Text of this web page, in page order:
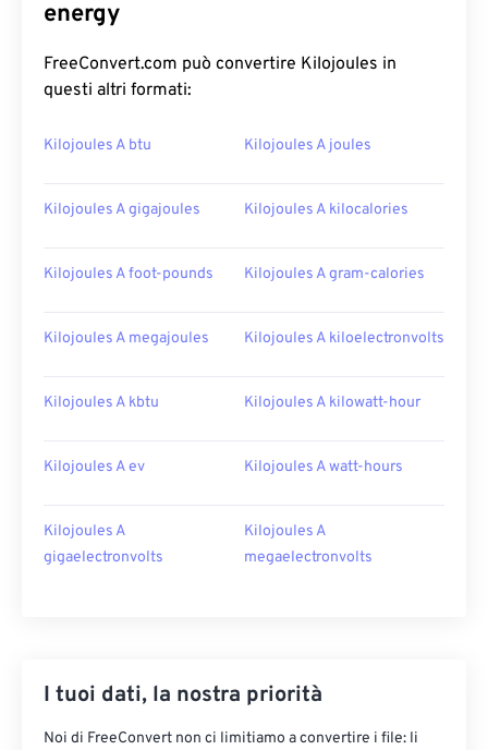
energy
FreeConvert.com può convertire Kilojoules in
questi altri formati:
Kilojoules A btu Kilojoules A joules
Kilojoules A gigajoules Kilojoules A kilocalories
Kilojoules A foot-pounds Kilojoules A gram-calories
Kilojoules A megajoules Kilojoules A kiloelectronvolts
Kilojoules A kbtu Kilojoules A kilowatt-hour
Kilojoules A ev Kilojoules A watt-hours
Kilojoules A
gigaelectronvolts
Kilojoules A
megaelectronvolts
I tuoi dati, la nostra priorità
Noi di FreeConvert non ci limitiamo a convertire i file: li